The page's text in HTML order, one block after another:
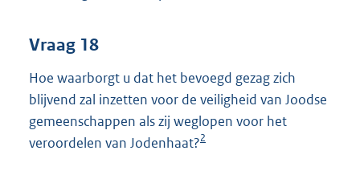
Vraag 18
Hoe waarborgt u dat het bevoegd gezag zich
blijvend zal inzetten voor de veiligheid van Joodse
gemeenschappen als zij weglopen voor het
veroordelen van Jodenhaat?2